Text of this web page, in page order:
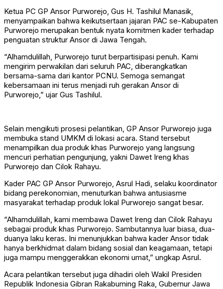
Ketua PC GP Ansor Purworejo, Gus H. Tashilul Manasik,
menyampaikan bahwa keikutsertaan jajaran PAC se-Kabupaten
Purworejo merupakan bentuk nyata komitmen kader terhadap
penguatan struktur Ansor di Jawa Tengah.
“Alhamdulillah, Purworejo turut berpartisipasi penuh. Kami
mengirim perwakilan dari seluruh PAC, diberangkatkan
bersama-sama dari kantor PCNU. Semoga semangat
kebersamaan ini terus menjadi ruh gerakan Ansor di
Purworejo,” ujar Gus Tashilul.
Selain mengikuti prosesi pelantikan, GP Ansor Purworejo juga
membuka stand UMKM di lokasi acara. Stand tersebut
menampilkan dua produk khas Purworejo yang langsung
mencuri perhatian pengunjung, yakni Dawet Ireng khas
Purworejo dan Cilok Rahayu.
Kader PAC GP Ansor Purworejo, Asrul Hadi, selaku koordinator
bidang perekonomian, menuturkan bahwa antusiasme
masyarakat terhadap produk lokal Purworejo sangat besar.
“Alhamdulillah, kami membawa Dawet Ireng dan Cilok Rahayu
sebagai produk khas Purworejo. Sambutannya luar biasa, dua-
duanya laku keras. Ini menunjukkan bahwa kader Ansor tidak
hanya berkhidmat dalam bidang sosial dan keagamaan, tetapi
juga mampu menggerakkan ekonomi umat,” ungkap Asrul.
Acara pelantikan tersebut juga dihadiri oleh Wakil Presiden
Republik Indonesia Gibran Rakabuming Raka, Gubernur Jawa